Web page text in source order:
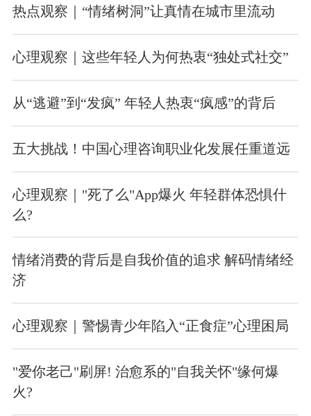
热点观察｜“情绪树洞”让真情在城市里流动
心理观察｜这些年轻人为何热衷“独处式社交”
从“逃避”到“发疯” 年轻人热衷“疯感”的背后
五大挑战！中国心理咨询职业化发展任重道远
心理观察｜"死了么"App爆火 年轻群体恐惧什
么?
情绪消费的背后是自我价值的追求 解码情绪经
济
心理观察｜警惕青少年陷入“正食症”心理困局
"爱你老己"刷屏! 治愈系的"自我关怀"缘何爆
火?